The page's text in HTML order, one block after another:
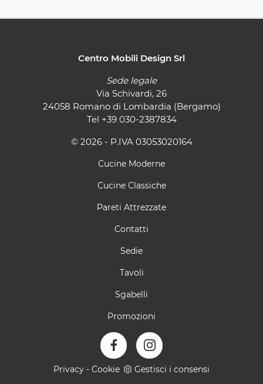
Centro Mobili Design Srl
Sede legale
Via Schivardi, 26
24058 Romano di Lombardia (Bergamo)
Tel +39 030-2387834
© 2026 - P.IVA 03053020164
Cucine Moderne
Cucine Classiche
Pareti Attrezzate
Contatti
Sedie
Tavoli
Sgabelli
Promozioni
Privacy - Cookie Gestisci i consensi